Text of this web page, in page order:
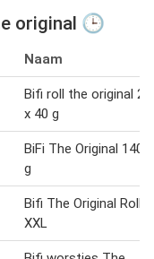
original 🕒
Naam
Bifi roll the original 2
x 40 g
BiFi The Original 140
g
Bifi The Original Roll
XXL